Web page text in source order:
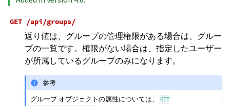
GET /api/groups/
返り値は、グループの管理権限がある場合は、グルー
プの一覧です。権限がない場合は、指定したユーザー
が所属しているグループのみになります。
参考
グループ オブジェクトの属性については、
GET